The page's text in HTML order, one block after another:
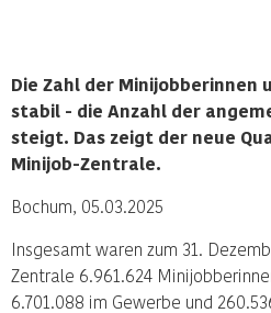
Die Zahl der Minijobberinnen
stabil - die Anzahl der
steigt. Das zeigt der neue
Minijob-Zentrale.
Bochum, 05.03.2025
Insgesamt waren zum 31.
Zentrale 6.961.624
6.701.088 im Gewerbe und